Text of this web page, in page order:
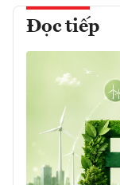
Đọc tiếp